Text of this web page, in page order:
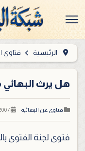
الرئيسية فتاوي
هل يرث
فتاوى عن البهائية
فتوى لجنة الفتوى